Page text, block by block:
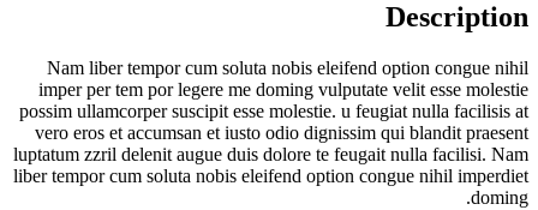
Description
Nam liber tempor cum soluta nobis eleifend option congue nihil
imper per tem por legere me doming vulputate velit esse molestie
possim ullamcorper suscipit esse molestie. u feugiat nulla facilisis at
vero eros et accumsan et iusto odio dignissim qui blandit praesent
luptatum zzril delenit augue duis dolore te feugait nulla facilisi. Nam
liber tempor cum soluta nobis eleifend option congue nihil imperdiet
doming.